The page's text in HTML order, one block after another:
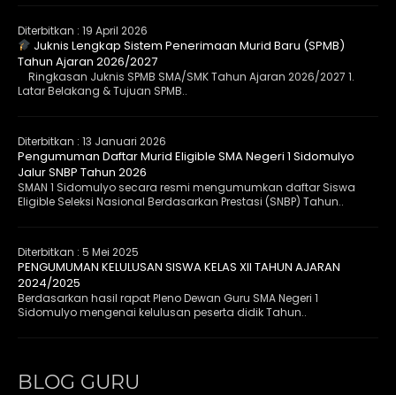
Diterbitkan : 19 April 2026
Juknis Lengkap Sistem Penerimaan Murid Baru (SPMB)
Tahun Ajaran 2026/2027
Ringkasan Juknis SPMB SMA/SMK Tahun Ajaran 2026/2027 1.
Latar Belakang & Tujuan SPMB..
Diterbitkan : 13 Januari 2026
Pengumuman Daftar Murid Eligible SMA Negeri 1 Sidomulyo
Jalur SNBP Tahun 2026
SMAN 1 Sidomulyo secara resmi mengumumkan daftar Siswa
Eligible Seleksi Nasional Berdasarkan Prestasi (SNBP) Tahun..
Diterbitkan : 5 Mei 2025
PENGUMUMAN KELULUSAN SISWA KELAS XII TAHUN AJARAN
2024/2025
Berdasarkan hasil rapat Pleno Dewan Guru SMA Negeri 1
Sidomulyo mengenai kelulusan peserta didik Tahun..
BLOG GURU